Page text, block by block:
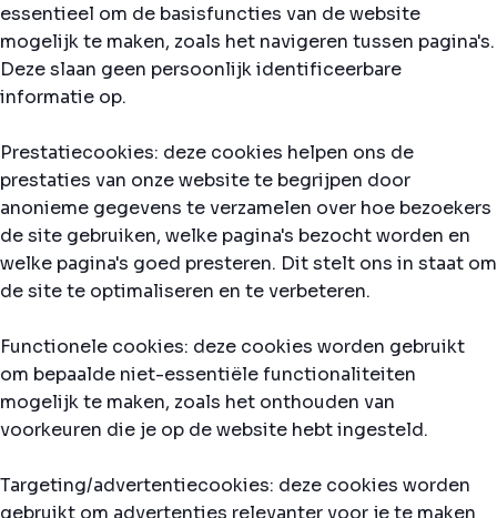
essentieel om de basisfuncties van de website
mogelijk te maken, zoals het navigeren tussen pagina's.
Deze slaan geen persoonlijk identificeerbare
informatie op.
Prestatiecookies: deze cookies helpen ons de
prestaties van onze website te begrijpen door
anonieme gegevens te verzamelen over hoe bezoekers
de site gebruiken, welke pagina's bezocht worden en
welke pagina's goed presteren. Dit stelt ons in staat om
de site te optimaliseren en te verbeteren.
Functionele cookies: deze cookies worden gebruikt
om bepaalde niet-essentiële functionaliteiten
mogelijk te maken, zoals het onthouden van
voorkeuren die je op de website hebt ingesteld.
Targeting/advertentiecookies: deze cookies worden
gebruikt om advertenties relevanter voor je te maken